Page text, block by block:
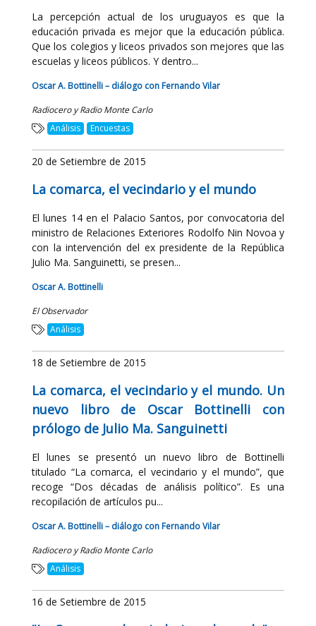
La percepción actual de los uruguayos es que la
educación privada es mejor que la educación pública.
Que los colegios y liceos privados son mejores que las
escuelas y liceos públicos. Y dentro...
Oscar A. Bottinelli – diálogo con Fernando Vilar
Radiocero y Radio Monte Carlo
Análisis
Encuestas
20 de Setiembre de 2015
La comarca, el vecindario y el mundo
El lunes 14 en el Palacio Santos, por convocatoria del
ministro de Relaciones Exteriores Rodolfo Nin Novoa y
con la intervención del ex presidente de la República
Julio Ma. Sanguinetti, se presen...
Oscar A. Bottinelli
El Observador
Análisis
18 de Setiembre de 2015
La comarca, el vecindario y el mundo. Un
nuevo libro de Oscar Bottinelli con
prólogo de Julio Ma. Sanguinetti
El lunes se presentó un nuevo libro de Bottinelli
titulado “La comarca, el vecindario y el mundo”, que
recoge “Dos décadas de análisis político”. Es una
recopilación de artículos pu...
Oscar A. Bottinelli – diálogo con Fernando Vilar
Radiocero y Radio Monte Carlo
Análisis
16 de Setiembre de 2015